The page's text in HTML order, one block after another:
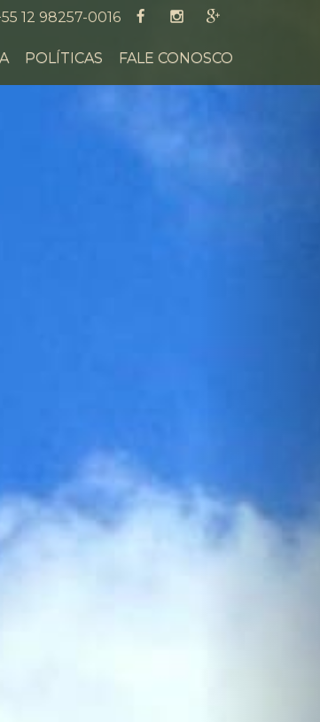
12 98257-0016
POLÍTICAS FALE CONOSCO